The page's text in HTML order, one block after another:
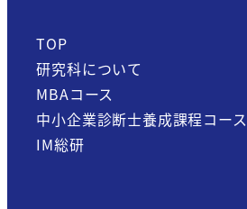
TOP
研究科について
MBAコース
中小企業診断士養成課程コース
IM総研